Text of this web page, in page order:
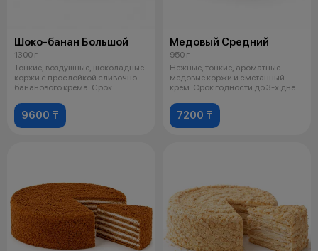
Шоко-банан Большой
1300 г
Тонкие, воздушные, шоколадные
коржи с прослойкой сливочно-
бананового крема. Срок
9600 ₸
Медовый Средний
950 г
Нежные, тонкие, ароматные
медовые коржи и сметанный
крем. Срок годности до 3-х дней
7200 ₸